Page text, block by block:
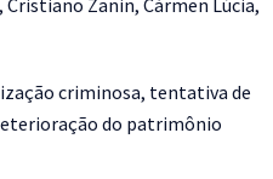
Zanin, Cármen Lúcia,
criminosa, tentativa de
do patrimônio